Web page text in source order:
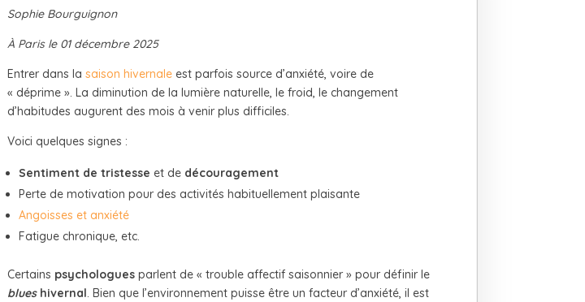
Sophie Bourguignon
À Paris le 01 décembre 2025
Entrer dans lasaison hivernale est parfois source d’anxiété, voire de
« déprime ». La diminution de la lumière naturelle, le froid, le changement
d’habitudes augurent des mois à venir plus difficiles.
Voici quelques signes :
Sentiment de tristesse et de découragement
Perte de motivation pour des activités habituellement plaisante
Angoisses et anxiété
Fatigue chronique, etc.
Certains psychologues parlent de « trouble affectif saisonnier » pour définir le
blueshivernal. Bien que l’environnement puisse être un facteur d’anxiété, il est